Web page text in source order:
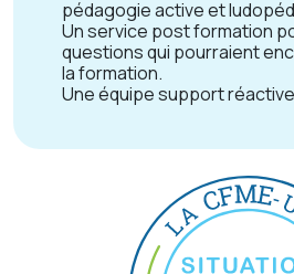
pédagogie active et
Un service post formation
questions qui pourraient
la formation.
Une équipe support